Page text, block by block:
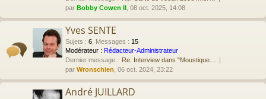
par Bobby Cowen II , 08 oct. 2025, 14:08
Yves SENTE
Sujets : 6 Messages : 15
Modérateur : Rédacteur-Administrateur
Dernier message : Re: Interview dans "Moustique…
par Wronschien , 06 oct. 2024, 23:22
André JUILLARD